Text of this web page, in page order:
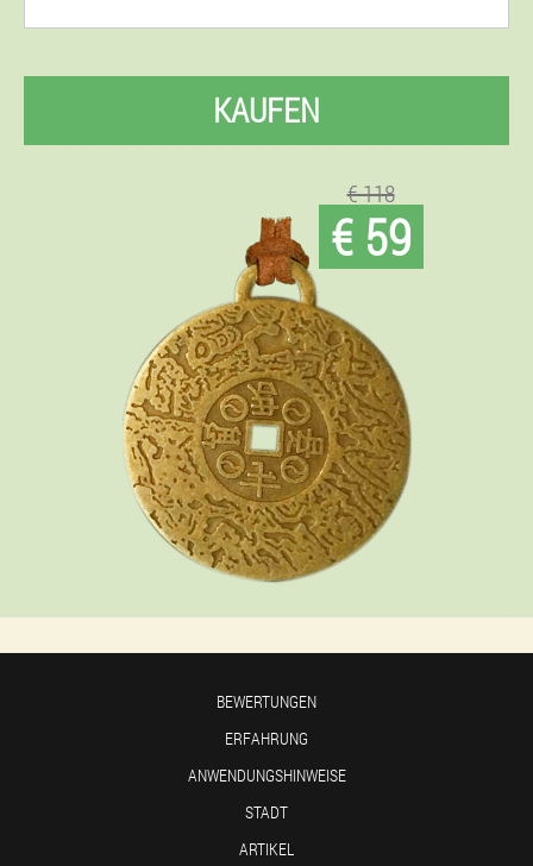
KAUFEN
€ 118
€ 59
BEWERTUNGEN
ERFAHRUNG
ANWENDUNGSHINWEISE
STADT
ARTIKEL